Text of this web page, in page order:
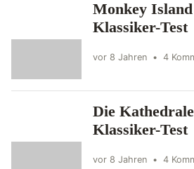
Monkey
Klassiker-Test
vor 8 Jahren • 4
Die
Klassiker-Test
vor 8 Jahren • 4